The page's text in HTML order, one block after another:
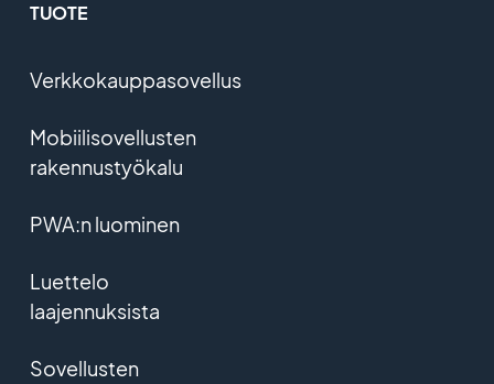
TUOTE
Verkkokauppasovellus
Mobiilisovellusten
rakennustyökalu
PWA:n luominen
Luettelo
laajennuksista
Sovellusten